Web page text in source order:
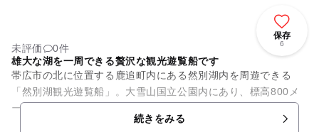
保存
6
未評価
0件
雄大な湖を一周できる贅沢な観光遊覧船です
帯広市の北に位置する鹿追町内にある然別湖内を周遊できる
「然別湖観光遊覧船」。大雪山国立公園内にあり、標高800メ
ートルという北海道内で最も標高が高く水深も100メートルに
達するという巨大な湖を、...続きをみる